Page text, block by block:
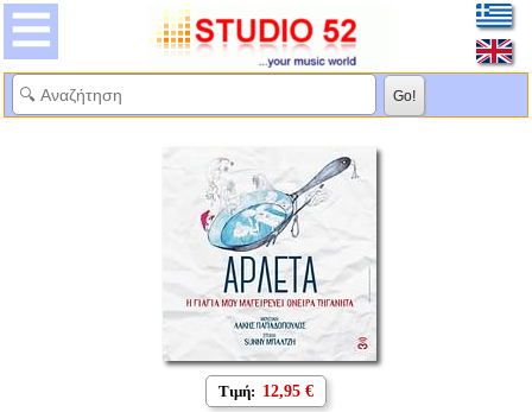
Τιμή: 12,95 €